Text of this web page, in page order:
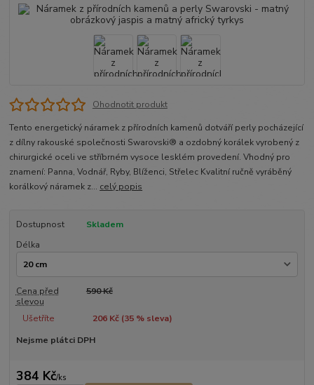
Ohodnotit produkt
Tento energetický náramek z přírodních kamenů dotváří perly pocházející
z dílny rakouské společnosti Swarovski® a ozdobný korálek vyrobený z
chirurgické oceli ve stříbrném vysoce lesklém provedení. Vhodný pro
znamení: Panna, Vodnář, Ryby, Blíženci, Střelec Kvalitní ručně vyráběný
korálkový náramek z... celý popis
Dostupnost
Skladem
Délka
Cena před
slevou
590 Kč
Ušetříte 206 Kč (35% sleva)
Nejsme plátci DPH
384 Kč/ks